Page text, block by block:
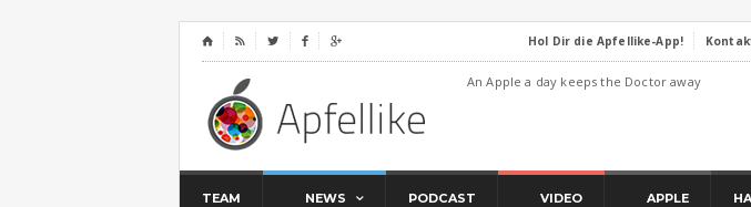
⌂     Hol Dir die Apfellike-App!
An Apple a day keeps the Doctor away
TEAM NEWS PODCAST VIDEO APPLE